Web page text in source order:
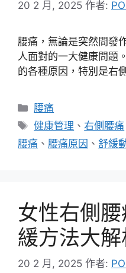
20 2 月, 2025 作者:
腰痛，無論是突然間發
人面對的一大健康問題
的各種原因，特別是右
分
類
腰痛
標
籤
健康管理 、右側腰痛
腰痛 、 腰痛原因 、 舒緩
女性右側
緩方法大解
20 2 月, 2025 作者: